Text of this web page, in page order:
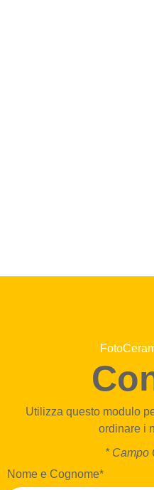
Utilizza questo modulo
ordinare i
* Campo
Nome e Cognome*